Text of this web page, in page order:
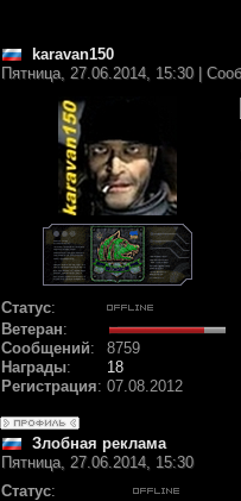
karavan150
Пятница, 27.06.2014, 15:30 |
Статус:
Ветеран:
Сообщений:
8759
Награды:
18
Регистрация: 07.08.2012
Злобная реклама
Пятница, 27.06.2014, 15:30
Статус: